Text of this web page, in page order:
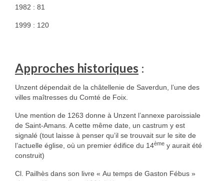
HGL: 1500 à 1790
Personnalités
Personnalités Seconde guerre mondiale
La garde aux Pyrénées de 1808 à 1814
1982 : 81
1999 : 120
Approches historiques :
Unzent dépendait de la châtellenie de Saverdun, l’une des
villes maîtresses du Comté de Foix.
Une mention de 1263 donne à Unzent l’annexe paroissiale
de Saint-Amans. A cette même date, un castrum y est
signalé (tout laisse à penser qu’il se trouvait sur le site de
l’actuelle église, où un premier édifice du 14ème y aurait été
construit)
Cl. Pailhès dans son livre « Au temps de Gaston Fébus »